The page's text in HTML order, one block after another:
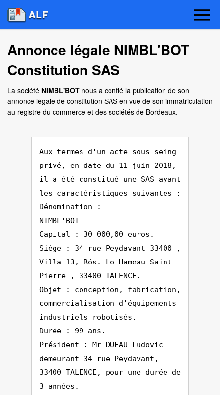
Annonce légale NIMBL'BOT
Constitution SAS
La société NIMBL'BOT nous a confié la publication de son
annonce légale de constitution SAS en vue de son immatriculation
au registre du commerce et des sociétés de Bordeaux.
Aux termes d'un acte sous seing
privé, en date du 11 juin 2018,
il a été constitué une SAS ayant
les caractéristiques suivantes :
Dénomination :
NIMBL'BOT
Capital : 30 000,00 euros.
Siège : 34 rue Peydavant 33400 ,
Villa 13, Rés. Le Hameau Saint
Pierre , 33400 TALENCE.
Objet : conception, fabrication,
commercialisation d'équipements
industriels robotisés.
Durée : 99 ans.
Président : Mr DUFAU Ludovic
demeurant 34 rue Peydavant,
33400 TALENCE, pour une durée de
3 années.